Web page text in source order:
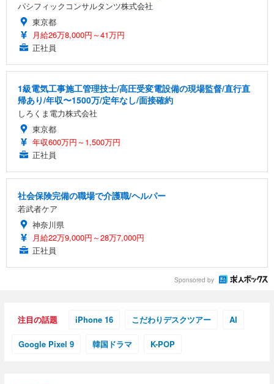
Sezlife オフィスチェア デスクチェア 疲れない テレ
能 人間工学 椅子 腰サポート 90度跳ね上げ式アーム
務用 おしゃれ パソコンチェア (ブラック)
Sezlife オフィスチェア デスクチェア 疲れない テレ
ワーク チェア 強化バックレスト 30度ロッキング機
能 人間工学 椅子 腰サポート 90度跳ね上げ式アーム
レスト 3Dヘッドレスト ハンガー付き 高反発クッシ
務用 おしゃれ パソコンチェア (ホワイト)
ス圧無段階昇降 360度回転 キャスター付き コンパク
勤務 ブラック
￥4,139
【整備済み品】Dell E2724HS 27インチ 液晶モニタ
ー フルHD（1920×1080）VA 非光沢 HDMI/DisplayP
ort/VGA スピーカー内蔵 高さ調整 スイベル VESA対
応 ComfortView ビジネス向け
グモニター QD 24.5インチ 1ms FHD 量子ドット 残
￥34,980
Smart Basic(スマートベーシック) 【Amazon.co.jp
限定】 Smart Basic アイリスオーヤマ ペットシーツ
超厚型 お徳用 ワイド 100枚入 (x 1) (ケース販売)
ュラー 200枚入【Amazon.co.jp限定】
￥3,731
パシフィックコンサルタンツ株式会社
東京都
月給26万8,000円～41万円
正社員
1級電気工事施工管理技士/高圧受変電設備の現場監督/直行直
帰あり/年収〜1500万/定年なし/面接確約
しろくま電力株式会社
東京都
年収600万円～1,500万円
正社員
社会保険完備の職場で介護職/ヘルパー
若武者ケア
神奈川県
月給22万9,000円～28万7,000円
正社員
Sponsored by
注目の話題 iPhone 16 こだわりデスクツアー AI
Google Pixel 9 韓国ドラマ K-POP